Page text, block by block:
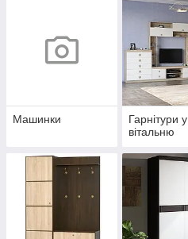
Машинки
Гарнітури у
вітальню